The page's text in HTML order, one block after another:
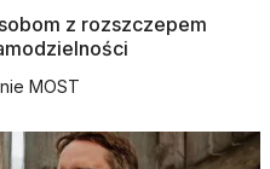
z rozszczepem
MOST